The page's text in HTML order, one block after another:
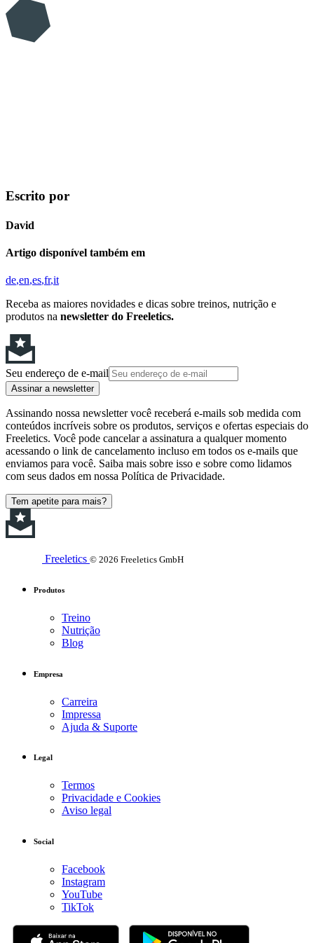
Escrito por
David
Artigo disponível também em
de en es fr it
Receba as maiores novidades e dicas sobre treinos, nutrição e
produtos na newsletter do Freeletics.
Seu endereço de e-mail
Assinar a newsletter
Assinando nossa newsletter você receberá e-mails sob medida com
conteúdos incríveis sobre os produtos, serviços e ofertas especiais do
Freeletics. Você pode cancelar a assinatura a qualquer momento
acessando o link de cancelamento incluso em todos os e-mails que
enviamos para você. Saiba mais sobre isso e sobre como lidamos
com seus dados em nossa Política de Privacidade.
Tem apetite para mais?
Freeletics © 2026 Freeletics GmbH
Produtos
Treino
Nutrição
Blog
Empresa
Carreira
Impressa
Ajuda & Suporte
Legal
Termos
Privacidade e Cookies
Aviso legal
Social
Facebook
Instagram
YouTube
TikTok